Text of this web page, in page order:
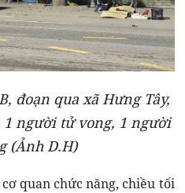
đoạn qua xã Hưng Tây,
1 người tử vong, 1 người
(Ảnh D.H)
quan chức năng, chiều tối